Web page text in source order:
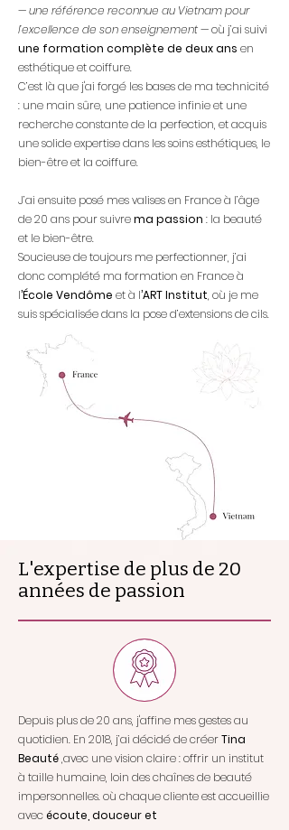
— une référence reconnue au Vietnam pour
l’excellence de son enseignement —où j’ai suivi
une formation complète de deux ans en
esthétique et coiffure.
C’est là que j'ai forgé les bases de ma technicité
: une main sûre, une patience infinie et une
recherche constante de la perfection, et acquis
une solide expertise dans les soins esthétiques, le
bien-être et la coiffure.
J’ai ensuite posé mes valises en France à l’âge
de 20 ans pour suivrema passion : la beauté
et le bien-être.
Soucieuse de toujours me perfectionner, j’ai
donc complété ma formation en France à
l’École Vendôme et à l’ART Institut, où je me
suis spécialisée dans la pose d’extensions de cils.
L'expertise de plus de 20
années de passion
​Depuis plus de 20 ans, j'affine mes gestes au
quotidien. En 2018, j’ai décidé de créerTina
Beauté,avec une vision claire : offrir un institut
à taille humaine, loin des chaînes de beauté
impersonnelles. où chaque cliente est accueillie
avecécoute, douceur et